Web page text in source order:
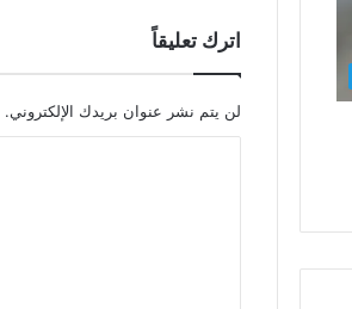
اترك تعليقاً
لن يتم نشر عنوان بريدك الإلكتروني.